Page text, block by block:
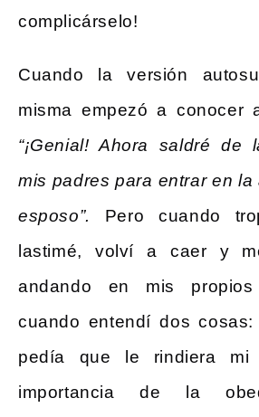
complicárselo!
Cuando la versión
misma empezó a conocer
“¡Genial! Ahora saldré de
mis padres para entrar en
esposo”. Pero cuando
lastimé, volví a caer y
andando en mis
cuando entendí dos
pedía que le rindiera
importancia de la